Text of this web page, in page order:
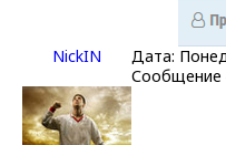
NickIN
Дата:
Сообщение